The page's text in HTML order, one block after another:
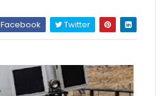
Facebook Twitter